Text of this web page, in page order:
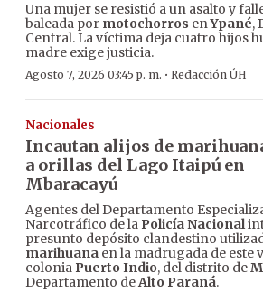
Una mujer se resistió a un asalto y
baleada por motochorros enYpané,
Central. La víctima deja cuatro hijos
madre exige justicia.
Agosto 7, 2026 03:45 p. m. · Redacción ÚH
Nacionales
Incautan alijos de
a orillas del Lago Itaipú en
Mbaracayú
Agentes del Departamento
Narcotráfico de la Policía Nacional
presunto depósito clandestino
marihuana en la madrugada de este
colonia Puerto Indio, del distrito de
Departamento deAlto Paraná.